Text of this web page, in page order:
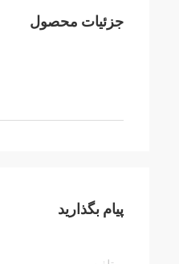
جزئیات محصول
پیام بگذارید